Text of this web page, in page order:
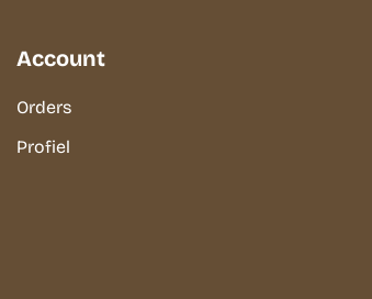
Account
Orders
Profiel